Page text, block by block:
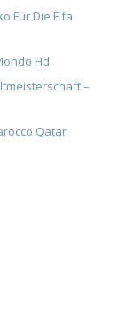
Für Die Fifa
Hd
–
Qatar